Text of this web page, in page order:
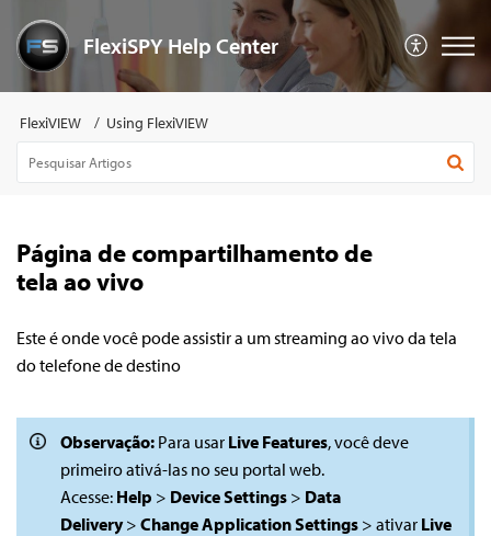
FlexiSPY Help Center
FlexiVIEW Using FlexiVIEW
Página de compartilhamento de
tela ao vivo
Este é onde você pode assistir a um streaming ao vivo da tela
do telefone de destino
Observação: Para usar Live Features, você deve
primeiro ativá-las no seu portal web.
Acesse: Help > Device Settings > Data
Delivery> Change Application Settings > ativar Live